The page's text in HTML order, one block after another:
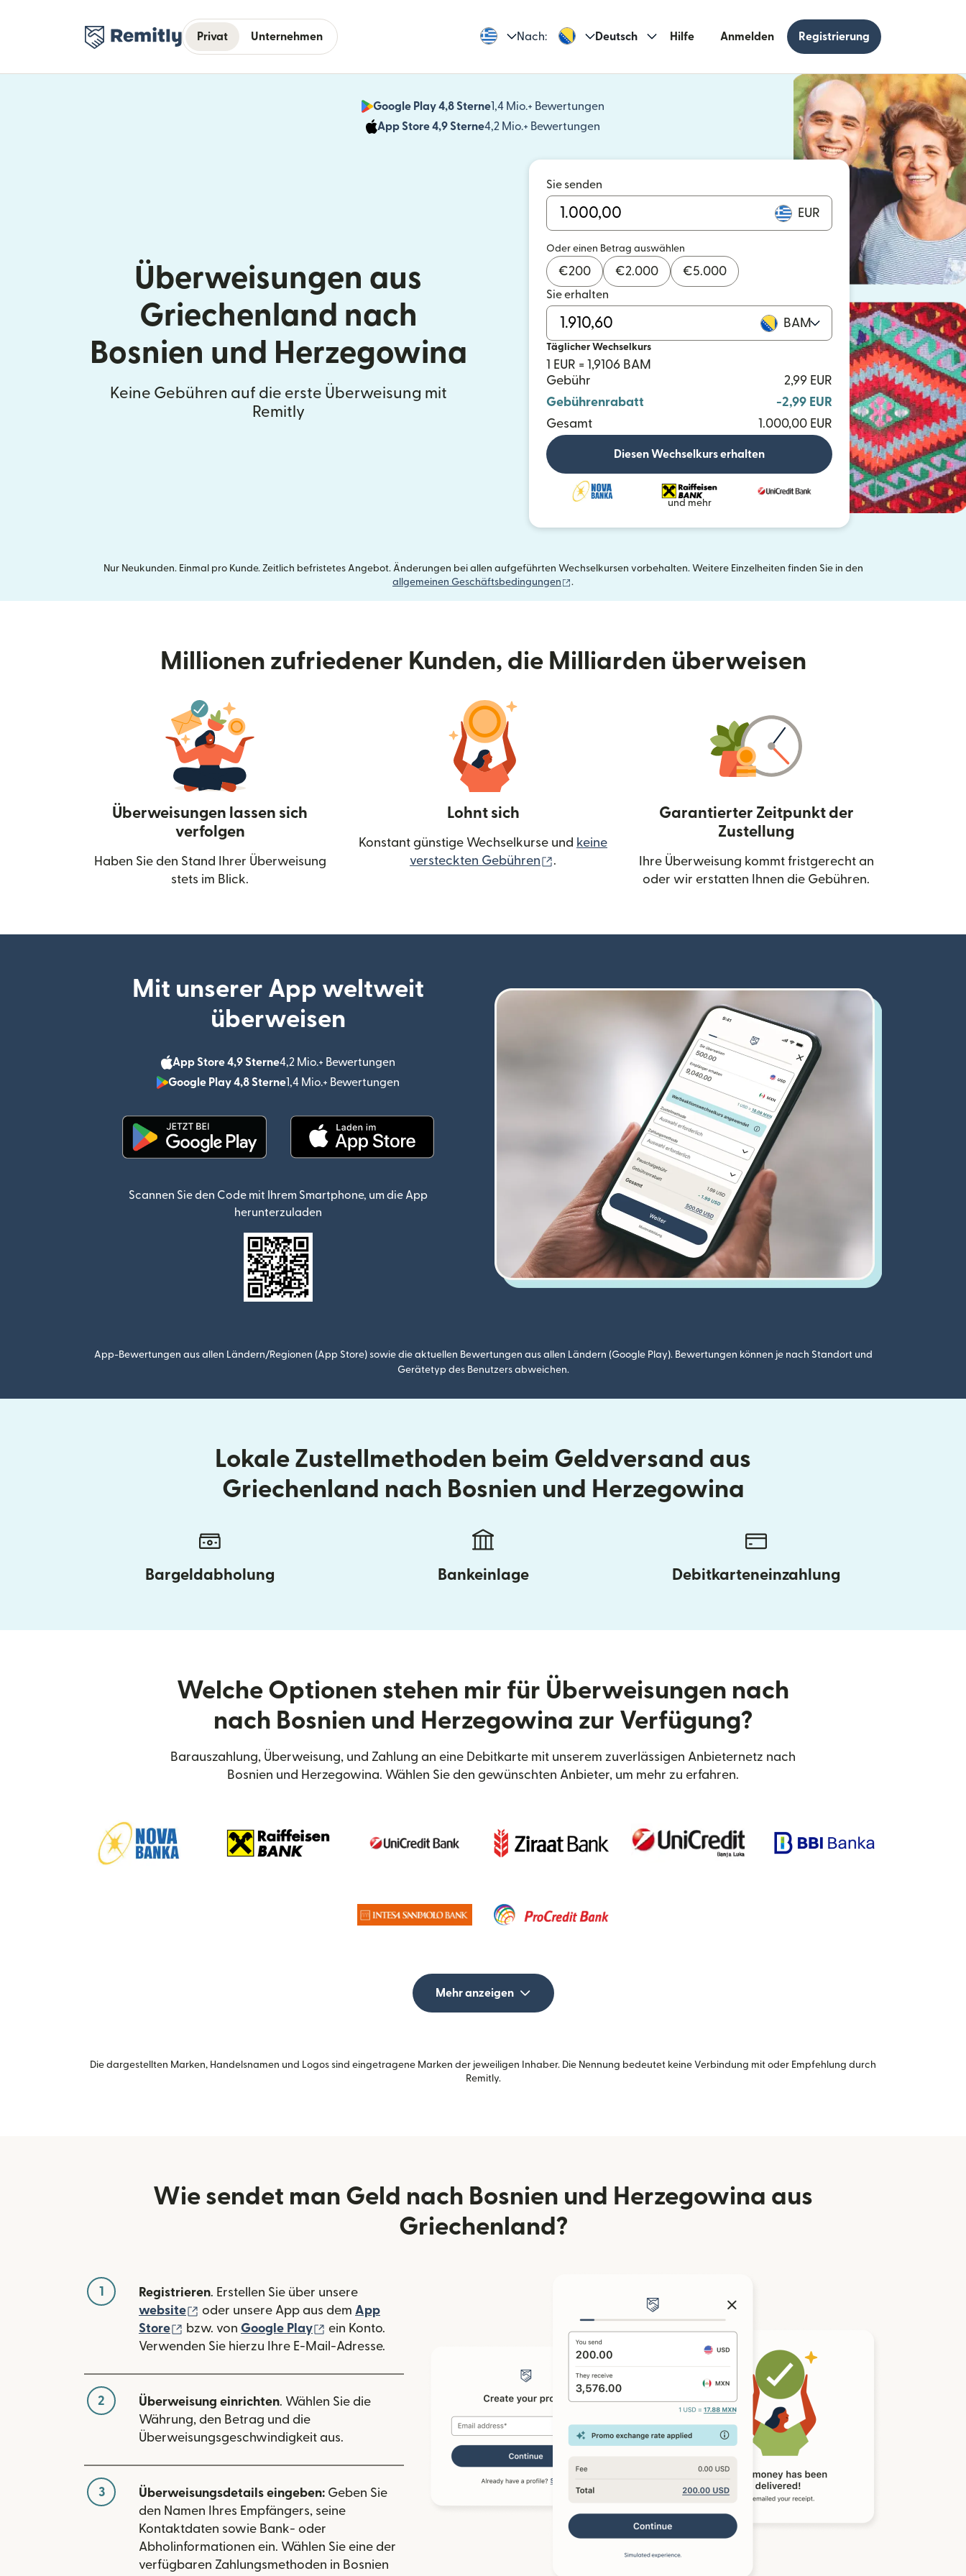
Privat Unternehmen Nach: Deutsch Hilfe Anmelden Registrierung
Google Play 4,8 Sterne1,4 Mio.+ Bewertungen
(wird in einem neuen Fenster geöffnet)
App Store 4,9 Sterne4,2 Mio.+ Bewertungen
(wird in einem neuen Fenster geöffnet)
Überweisungen aus
Griechenland nach
Bosnien und Herzegowina
Keine Gebühren auf die erste Überweisung mit
Remitly
Sie senden
EUR
Oder einen Betrag auswählen
€200 €2.000 €5.000
Sie erhalten
BAM
Täglicher Wechselkurs
1 EUR = 1,9106 BAM
Gebühr
2,99 EUR
Gebührenrabatt
-2,99 EUR
Gesamt
1.000,00 EUR
Diesen Wechselkurs erhalten
und mehr
Nur Neukunden. Einmal pro Kunde. Zeitlich befristetes Angebot. Änderungen bei allen aufgeführten Wechselkursen vorbehalten. Weitere Einzelheiten finden Sie in den
allgemeinen Geschäftsbedingungen
(wird in einem neuen Fenster geöffnet)
.
Millionen zufriedener Kunden, die Milliarden überweisen
Überweisungen lassen sich
verfolgen
Haben Sie den Stand Ihrer Überweisung
stets im Blick.
Lohnt sich
Konstant günstige Wechselkurse und keine
versteckten Gebühren
(wird in einem neuen Fenster geöffnet)
.
Garantierter Zeitpunkt der
Zustellung
Ihre Überweisung kommt fristgerecht an
oder wir erstatten Ihnen die Gebühren.
Mit unserer App weltweit
überweisen
App Store 4,9 Sterne4,2 Mio.+ Bewertungen
Google Play 4,8 Sterne1,4 Mio.+ Bewertungen
Scannen Sie den Code mit Ihrem Smartphone, um die App
herunterzuladen
App-Bewertungen aus allen Ländern/Regionen (App Store) sowie die aktuellen Bewertungen aus allen Ländern (Google Play). Bewertungen können je nach Standort und
Gerätetyp des Benutzers abweichen.
Lokale Zustellmethoden beim Geldversand aus
Griechenland nach Bosnien und Herzegowina
Bargeldabholung Bankeinlage Debitkarteneinzahlung
Welche Optionen stehen mir für Überweisungen nach
nach Bosnien und Herzegowina zur Verfügung?
Barauszahlung, Überweisung, und Zahlung an eine Debitkarte mit unserem zuverlässigen Anbieternetz nach
Bosnien und Herzegowina. Wählen Sie den gewünschten Anbieter, um mehr zu erfahren.
Mehr anzeigen
Die dargestellten Marken, Handelsnamen und Logos sind eingetragene Marken der jeweiligen Inhaber. Die Nennung bedeutet keine Verbindung mit oder Empfehlung durch
Remitly.
Wie sendet man Geld nach Bosnien und Herzegowina aus
Griechenland?
1 Registrieren. Erstellen Sie über unsere
website
(wird in einem neuen Fenster geöffnet)
oder unsere App aus dem App
Store
(wird in einem neuen Fenster geöffnet)
bzw. von Google Play (wird in einem neuen Fenster geöffnet)
ein Konto.
Verwenden Sie hierzu Ihre E-Mail-Adresse.
2 Überweisung einrichten. Wählen Sie die
Währung, den Betrag und die
Überweisungsgeschwindigkeit aus.
3 Überweisungsdetails eingeben: Geben Sie
den Namen Ihres Empfängers, seine
Kontaktdaten sowie Bank- oder
Abholinformationen ein. Wählen Sie eine der
verfügbaren Zahlungsmethoden in Bosnien